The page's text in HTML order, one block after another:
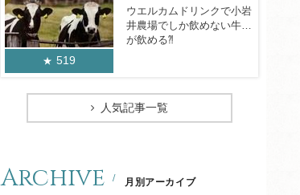
519
ウエルカムドリンクで小岩
井農場でしか飲めない牛乳
が飲める⁈
人気記事一覧
Archive 月別アーカイブ